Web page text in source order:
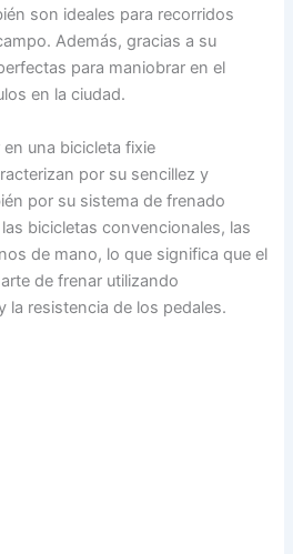
son ideales para recorridos
Además, gracias a su
para maniobrar en el
en la ciudad.
una bicicleta fixie
por su sencillez y
por su sistema de frenado
bicicletas convencionales, las
de mano, lo que significa que el
de frenar utilizando
la resistencia de los pedales.